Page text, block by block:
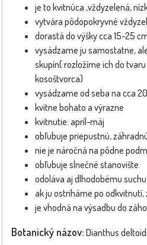
je to kvitnúca ,vždyzelená,
vytvára pôdopokryvné
dorastá do výšky cca 15-25
vysádzame ju samostatne,
skupín( rozložíme ich do
kosoštvorca)
vysádzame od seba na cca
kvitne bohato a výrazne
kvitnutie: apríl-máj
obľubuje priepustnú,
nie je náročná na pôdne
obľubuje slnečné stanovište
odoláva aj dlhodobému suchu
ak ju ostriháme po odkvitnutí,
je vhodná na výsadbu do
Botanický názov: Dianthus